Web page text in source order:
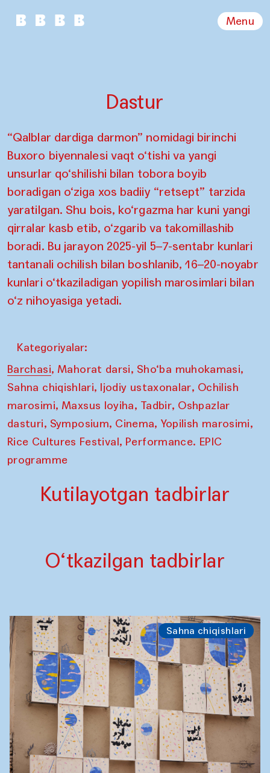
Menu
Dastur
“Qalblar dardiga darmon” nomidagi birinchi
Buxoro biyennalesi vaqt o‘tishi va yangi
unsurlar qo‘shilishi bilan tobora boyib
boradigan o‘ziga xos badiiy “retsept” tarzida
yaratilgan. Shu bois, ko‘rgazma har kuni yangi
qirralar kasb etib, o‘zgarib va takomillashib
boradi. Bu jarayon 2025-yil 5–7-sentabr kunlari
tantanali ochilish bilan boshlanib, 16–20-noyabr
kunlari o‘tkaziladigan yopilish marosimlari bilan
o‘z nihoyasiga yetadi.
Kategoriyalar:
Barchasi, Mahorat darsi, Sho‘ba muhokamasi,
Sahna chiqishlari, Ijodiy ustaxonalar, Ochilish
marosimi, Maxsus loyiha, Tadbir, Oshpazlar
dasturi, Symposium, Cinema, Yopilish marosimi,
Rice Cultures Festival, Performance. EPIC
programme
Kutilayotgan tadbirlar
O‘tkazilgan tadbirlar
Sahna chiqishlari